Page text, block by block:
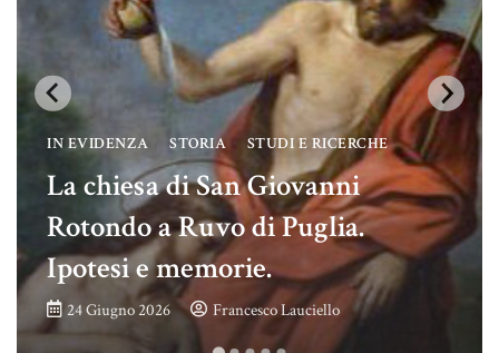
IN EVIDENZA STORIA STUDI E RICERCHE
La chiesa di San Giovanni
Rotondo a Ruvo di Puglia.
Ipotesi e memorie.
24 Giugno 2026 Francesco Lauciello